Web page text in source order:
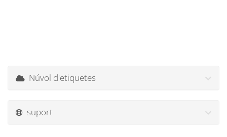
Núvol d'etiquetes
suport